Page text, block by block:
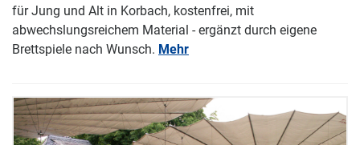
für Jung und Alt in Korbach, kostenfrei, mit
abwechslungsreichem Material - ergänzt durch eigene
Brettspiele nach Wunsch. Mehr